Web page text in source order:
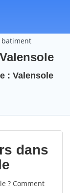
batiment
: Valensole
dans
? Comment